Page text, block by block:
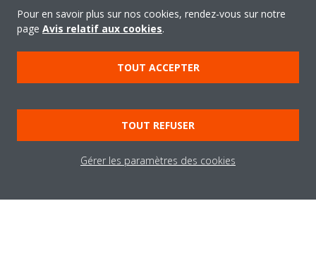
Contact
Copyright © Daikin
Politique de Protection des Données
Éthique de l'entreprise
Pour en savoir plus sur nos cookies, rendez-vous sur notre
page Avis relatif aux cookies.
TOUT ACCEPTER
TOUT REFUSER
Gérer les paramètres des cookies